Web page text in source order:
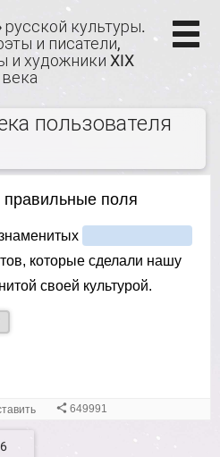
русской культуры.
и писатели,
и художники XIX
века
пользователя